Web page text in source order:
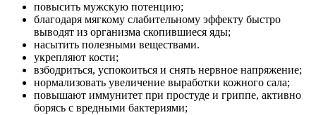
повысить мужскую потенцию;
благодаря мягкому слабительному эффекту быстро
выводят из организма скопившиеся яды;
насытить полезными веществами.
укрепляют кости;
взбодриться, успокоиться и снять нервное напряжение;
нормализовать увеличение выработки кожного сала;
повышают иммунитет при простуде и гриппе, активно
борясь с вредными бактериями;